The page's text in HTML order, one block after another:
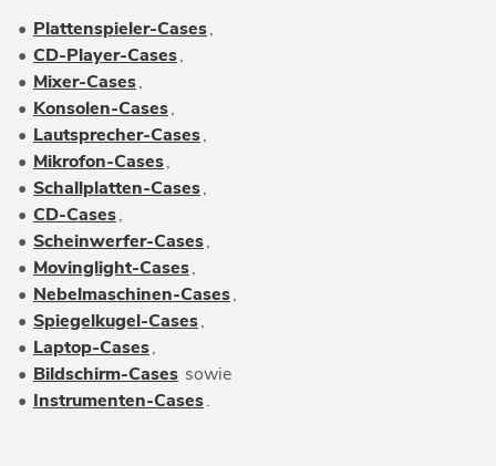
• Plattenspieler-Cases,
• CD-Player-Cases,
• Mixer-Cases,
• Konsolen-Cases,
• Lautsprecher-Cases,
• Mikrofon-Cases,
• Schallplatten-Cases,
• CD-Cases,
• Scheinwerfer-Cases,
• Movinglight-Cases,
• Nebelmaschinen-Cases,
• Spiegelkugel-Cases,
• Laptop-Cases,
• Bildschirm-Cases sowie
• Instrumenten-Cases.